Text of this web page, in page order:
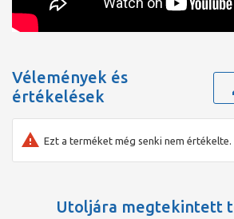
Vélemények és
értékelések
Ezt a terméket még senki nem értékelte.
Utoljára megtekintett